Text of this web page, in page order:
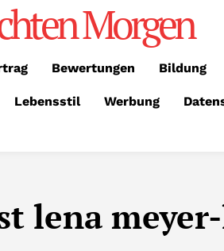
Morgen
Bewertungen Bildung
Lebensstil Werbung
lena